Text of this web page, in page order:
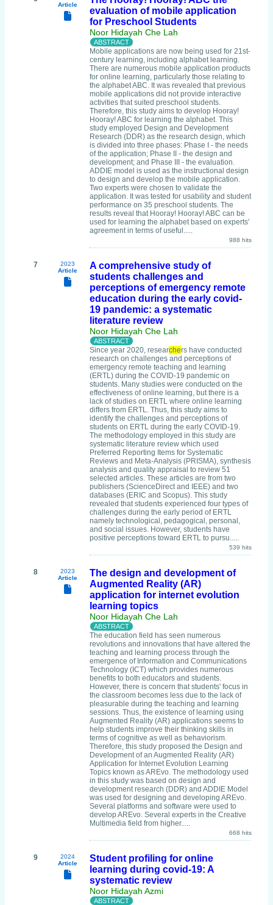
Article
evaluation of mobile application
for Preschool Students
Noor Hidayah Che Lah
Mobile applications are now being used for 21st-
century learning, including alphabet learning.
There are numerous mobile application products
for online learning, particularly those relating to
the alphabet ABC. It was revealed that previous
mobile applications did not provide interactive
activities that suited preschool students.
Therefore, this study aims to develop Hooray!
Hooray! ABC for learning the alphabet. This
study employed Design and Development
Research (DDR) as the research design, which
is divided into three phases: Phase I - the needs
of the application; Phase II - the design and
development; and Phase III - the evaluation.
ADDIE model is used as the instructional design
to design and develop the mobile application.
Two experts were chosen to validate the
application. It was tested for usability and student
performance on 35 preschool students. The
results reveal that Hooray! Hooray! ABC can be
used for learning the alphabet based on experts'
agreement in terms of useful.....
988 hits
7
2023
Article
A comprehensive study of
students challenges and
perceptions of emergency remote
education during the early covid-
19 pandemic: a systematic
literature review
Noor Hidayah Che Lah
Since year 2020, researchers have conducted
research on challenges and perceptions of
emergency remote teaching and learning
(ERTL) during the COVID-19 pandemic on
students. Many studies were conducted on the
effectiveness of online learning, but there is a
lack of studies on ERTL where online learning
differs from ERTL. Thus, this study aims to
identify the challenges and perceptions of
students on ERTL during the early COVID-19.
The methodology employed in this study are
systematic literature review which used
Preferred Reporting Items for Systematic
Reviews and Meta-Analysis (PRISMA), synthesis
analysis and quality appraisal to review 51
selected articles. These articles are from two
publishers (ScienceDirect and IEEE) and two
databases (ERIC and Scopus). This study
revealed that students experienced four types of
challenges during the early period of ERTL
namely technological, pedagogical, personal,
and social issues. However, students have
positive perceptions toward ERTL to pursu.....
539 hits
8
2023
Article
The design and development of
Augmented Reality (AR)
application for internet evolution
learning topics
Noor Hidayah Che Lah
The education field has seen numerous
revolutions and innovations that have altered the
teaching and learning process through the
emergence of Information and Communications
Technology (ICT) which provides numerous
benefits to both educators and students.
However, there is concern that students' focus in
the classroom becomes less due to the lack of
pleasurable during the teaching and learning
sessions. Thus, the existence of learning using
Augmented Reality (AR) applications seems to
help students improve their thinking skills in
terms of cognitive as well as behaviorism.
Therefore, this study proposed the Design and
Development of an Augmented Reality (AR)
Application for Internet Evolution Learning
Topics known as AREvo. The methodology used
in this study was based on design and
development research (DDR) and ADDIE Model
was used for designing and developing AREvo.
Several platforms and software were used to
develop AREvo. Several experts in the Creative
Multimedia field from higher.....
668 hits
9
2024
Article
Student profiling for online
learning during covid-19: A
systematic review
Noor Hidayah Azmi